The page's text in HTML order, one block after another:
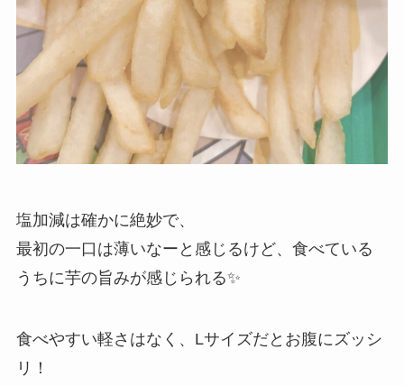
塩加減は確かに絶妙で、
最初の一口は薄いなーと感じるけど、食べている
うちに芋の旨みが感じられる✨
食べやすい軽さはなく、Lサイズだとお腹にズッシ
リ！